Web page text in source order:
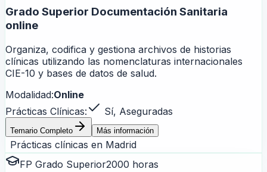
Grado Superior Documentación Sanitaria
online
Organiza, codifica y gestiona archivos de historias
clínicas utilizando las nomenclaturas internacionales
CIE-10 y bases de datos de salud.
Modalidad:Online
Prácticas Clínicas:
Sí, Aseguradas
Temario Completo Más información
Prácticas clínicas en Madrid
FP Grado Superior2000 horas